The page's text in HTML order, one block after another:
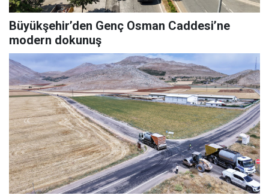
Büyükşehir’den Genç Osman Caddesi’ne
modern dokunuş